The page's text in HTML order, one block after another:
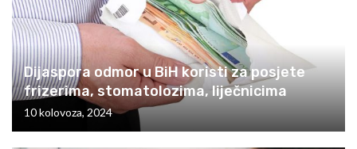
Dijaspora odmor u BiH koristi za posjete
frizerima, stomatolozima, liječnicima
10 kolovoza, 2024